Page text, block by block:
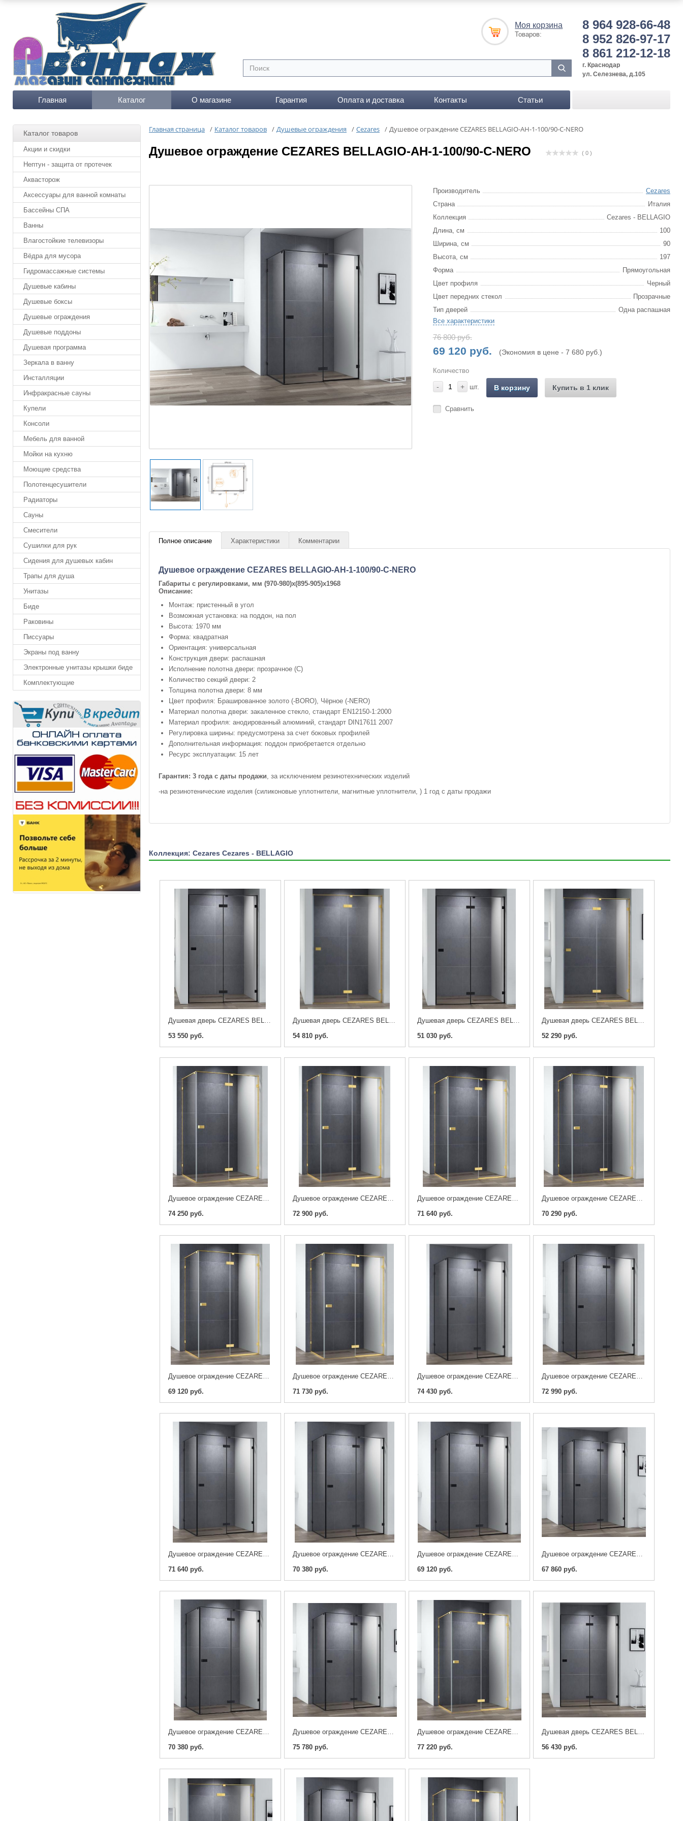
8 964 928-66-48
8 952 826-97-17
8 861 212-12-18
г. Краснодар
ул. Селезнева, д.105
Моя корзина
Товаров:
Главная Каталог О магазине Гарантия Оплата и доставка Контакты Статьи
Каталог товаров
Акции и скидки
Нептун - защита от протечек
Аквасторож
Аксессуары для ванной комнаты
Бассейны СПА
Ванны
Влагостойкие телевизоры
Вёдра для мусора
Гидромассажные системы
Душевые кабины
Душевые боксы
Душевые ограждения
Душевые поддоны
Душевая программа
Зеркала в ванну
Инсталляции
Инфракрасные сауны
Купели
Консоли
Мебель для ванной
Мойки на кухню
Моющие средства
Полотенцесушители
Радиаторы
Сауны
Смесители
Сушилки для рук
Сидения для душевых кабин
Трапы для душа
Унитазы
Биде
Раковины
Писсуары
Экраны под ванну
Электронные унитазы крышки биде
Комплектующие
Главная страница / Каталог товаров / Душевые ограждения / Cezares / Душевое ограждение CEZARES BELLAGIO-AH-1-100/90-C-NERO
Душевое ограждение CEZARES BELLAGIO-AH-1-100/90-C-NERO ( 0 )
Производитель
Cezares
Страна
Италия
Коллекция
Cezares - BELLAGIO
Длина, см
100
Ширина, см
90
Высота, см
197
Форма
Прямоугольная
Цвет профиля
Черный
Цвет передних стекол
Прозрачные
Тип дверей
Одна распашная
Все характеристики
76 800 руб.
69 120 руб. (Экономия в цене - 7 680 руб.)
Количество
- + шт. В корзину Купить в 1 клик
Сравнить
Полное описание Характеристики Комментарии
Душевое ограждение CEZARES BELLAGIO-AH-1-100/90-C-NERO
Габариты с регулировками, мм (970-980)x(895-905)x1968
Описание:
Монтаж: пристенный в угол
Возможная установка: на поддон, на пол
Высота: 1970 мм
Форма: квадратная
Ориентация: универсальная
Конструкция двери: распашная
Исполнение полотна двери: прозрачное (C)
Количество секций двери: 2
Толщина полотна двери: 8 мм
Цвет профиля: Брашированное золото (-BORO), Чёрное (-NERO)
Материал полотна двери: закаленное стекло, стандарт EN12150-1:2000
Материал профиля: анодированный алюминий, стандарт DIN17611 2007
Регулировка ширины: предусмотрена за счет боковых профилей
Дополнительная информация: поддон приобретается отдельно
Ресурс эксплуатации: 15 лет
Гарантия: 3 года с даты продажи , за исключением резинотехнических изделий
-на резинотенические изделия (силиконовые уплотнители, магнитные уплотнители, ) 1 год с даты продажи
Коллекция: Cezares Cezares - BELLAGIO
Душевая дверь CEZARES BELLAGIO-B-12-120-C-NERO
53 550 руб.
Душевая дверь CEZARES BELLAGIO-B-12-120-C-BORO
54 810 руб.
Душевая дверь CEZARES BELLAGIO-B-12-100-C-NERO
51 030 руб.
Душевая дверь CEZARES BELLAGIO-B-12-100-C-BORO
52 290 руб.
Душевое ограждение CEZARES BELLAGIO-AH-1-120/100-C-BORO
74 250 руб.
Душевое ограждение CEZARES BELLAGIO-AH-1-120/90-C-BORO
72 900 руб.
Душевое ограждение CEZARES BELLAGIO-AH-1-120/80-C-BORO
71 640 руб.
Душевое ограждение CEZARES BELLAGIO-AH-1-100/90-C-BORO
70 290 руб.
Душевое ограждение CEZARES BELLAGIO-AH-1-100/80-C-BORO
69 120 руб.
Душевое ограждение CEZARES BELLAGIO-A-1-100-C-BORO
71 730 руб.
Душевое ограждение CEZARES BELLAGIO-AH-1-140/90-C-NERO
74 430 руб.
Душевое ограждение CEZARES BELLAGIO-AH-1-120/100-C-NERO
72 990 руб.
71 640 руб.
70 380 руб.
69 120 руб.
67 860 руб.
70 380 руб.
75 780 руб.
77 220 руб.
56 430 руб.